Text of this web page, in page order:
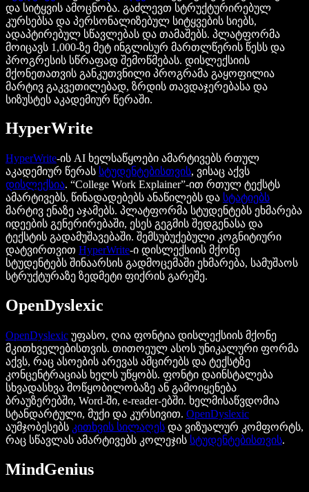
და სიტყვის ამოცნობა. გაძლევთ სტრუქტურირებულ
კურსებსა და პერსონალიზებულ სიტყვების სიებს,
ადაპტირებულ სწავლებას და თამაშებს. პლატფორმა
მოიცავს 1,000-ზე მეტ ინგლისურ მართლწერის წესს და
პროგრესის სწრაფად შემოწმებას. დისლექსიის
მქონეთათვის განკუთვნილი პროგრამა გაყოფილია
მარტივ გაკვეთილებად, ზრდის თავდაჯერებასა და
სიზუსტეს აკადემიურ წერაში.
HyperWrite
HyperWrite-ის AI ხელსაწყოები ამარტივებს რთულ
აკადემიურ წერას სტუდენტებისთვის, ვისაც აქვს
დისლექსია. “College Work Explainer”-ით რთულ ტექსტს
ამარტივებს, წინადადებებს ანაწილებს და სტატიებს
მარტივ ენაზე აჯამებს. პლატფორმა სტუდენტებს ეხმარება
იდეების გენერირებაში, ესეს გეგმის შედგენასა და
ტექსტის გადამუშავებაში. შემსუბუქებული კოგნიტიური
დატვირთვით HyperWrite-ი დისლექსიის მქონე
სტუდენტებს შინაარსის გადმოცემაში ეხმარება, სამუშაოს
სტრუქტურაზე ზედმეტი ფიქრის გარეშე.
OpenDyslexic
OpenDyslexic უფასო, ღია ფონტია დისლექსიის მქონე
მკითხველებისთვის. თითოეულ ასოს უნიკალური ფორმა
აქვს, რაც ასოების არევას ამცირებს და ტექსტზე
კონცენტრაციას ხელს უწყობს. ფონტი დაინსტალება
სხვადასხვა მოწყობილობაზე ან გამოიყენება
ბრაუზერებში, Word-ში, e-reader-ებში. ხელმისაწვდომია
სტანდარტული, მუქი და კურსივით. OpenDyslexic
აუმჯობესებს კითხვის სილაღეს და ვიზუალურ კომფორტს,
რაც სწავლას ამარტივებს კოლეჯის სტუდენტებისთვის.
MindGenius